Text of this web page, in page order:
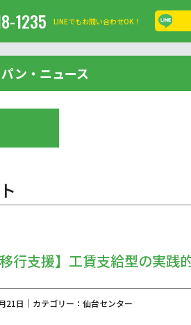
1235 LINEでもお問い合わせOK！
ン・ニュース
移行支援】工賃支給型の実
21日｜カテゴリー：仙台センター